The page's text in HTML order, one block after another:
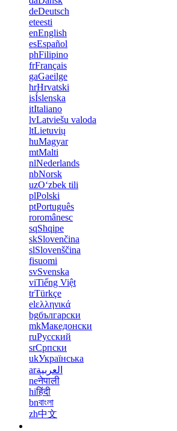
deDeutsch
eteesti
enEnglish
esEspañol
phFilipino
frFrançais
gaGaeilge
hrHrvatski
isÍslenska
itItaliano
lvLatviešu valoda
ltLietuvių
huMagyar
mtMalti
nlNederlands
nbNorsk
uzOʻzbek tili
plPolski
ptPortuguês
roromânesc
sqShqipe
skSlovenčina
slSlovenščina
fisuomi
svSvenska
viTiếng Việt
trTürkçe
elελληνικά
bgбългарски
mkМакедонски
ruРусский
srСрпски
ukУкраїнська
arالعربية
neनेपाली
hiहिंदी
bnবাংলা
zh中文